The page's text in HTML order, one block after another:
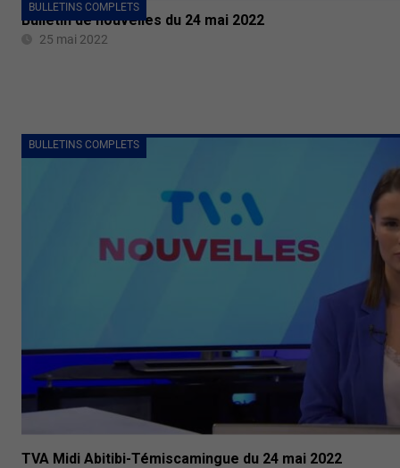
BULLETINS COMPLETS
Bulletin de nouvelles du 24 mai 2022
25 mai 2022
BULLETINS COMPLETS
TVA Midi Abitibi-Témiscamingue du 24 mai 2022